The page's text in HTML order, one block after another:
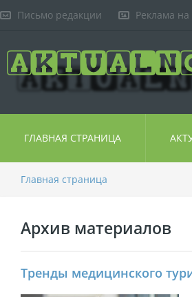
Письмо редакции Реклама на
ГЛАВНАЯ СТРАНИЦА
Главная страница
Архив материалов
Тренды медицинского